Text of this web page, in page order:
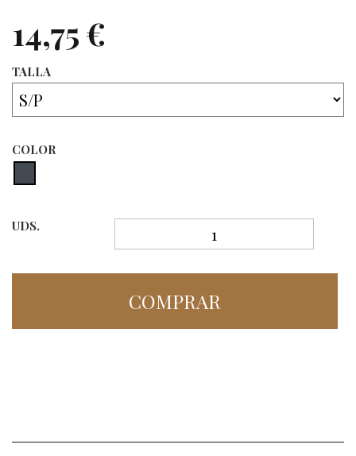
14,75 €
TALLA
COLOR
UDS.
COMPRAR